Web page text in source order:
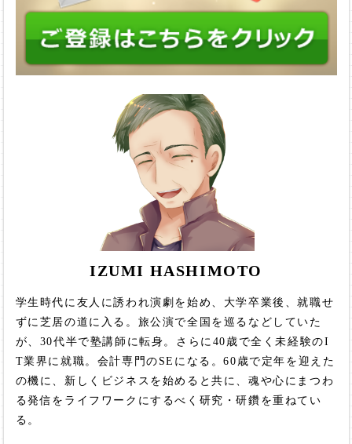
IZUMI HASHIMOTO
学生時代に友人に誘われ演劇を始め、大学卒業後、就職せ
ずに芝居の道に入る。旅公演で全国を巡るなどしていた
が、30代半で塾講師に転身。さらに40歳で全く未経験のI
T業界に就職。会計専門のSEになる。60歳で定年を迎えた
の機に、新しくビジネスを始めると共に、魂や心にまつわ
る発信をライフワークにするべく研究・研鑽を重ねてい
る。